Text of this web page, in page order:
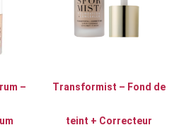
– Transformist – Fond de
teint + Correcteur